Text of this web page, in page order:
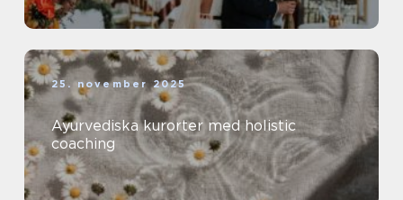
25. november 2025
Ayurvediska kurorter med holistic
coaching